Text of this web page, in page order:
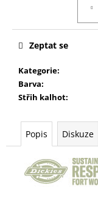
Kategorie:
Barva:
Střih kalhot:
Zeptat se
Popis Diskuze